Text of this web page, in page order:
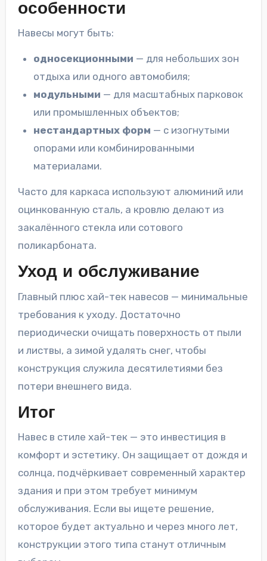
особенности
Навесы могут быть:
односекционными — для небольших зон
отдыха или одного автомобиля;
модульными — для масштабных парковок
или промышленных объектов;
нестандартных форм — с изогнутыми
опорами или комбинированными
материалами.
Часто для каркаса используют алюминий или
оцинкованную сталь, а кровлю делают из
закалённого стекла или сотового
поликарбоната.
Уход и обслуживание
Главный плюс хай-тек навесов — минимальные
требования к уходу. Достаточно
периодически очищать поверхность от пыли
и листвы, а зимой удалять снег, чтобы
конструкция служила десятилетиями без
потери внешнего вида.
Итог
Навес в стиле хай-тек — это инвестиция в
комфорт и эстетику. Он защищает от дождя и
солнца, подчёркивает современный характер
здания и при этом требует минимум
обслуживания. Если вы ищете решение,
которое будет актуально и через много лет,
конструкции этого типа станут отличным